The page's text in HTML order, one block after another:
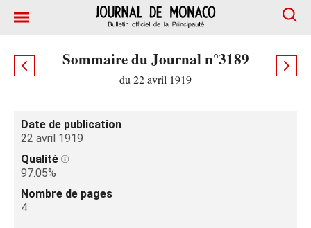
Sommaire du Journal n°3189
du 22 avril 1919
Date de publication
22 avril 1919
Qualité
97.05%
Nombre de pages
4